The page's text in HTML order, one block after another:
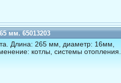
мм. 65013203
Длина: 265 мм, диаметр: 16мм,
котлы, системы отопления.